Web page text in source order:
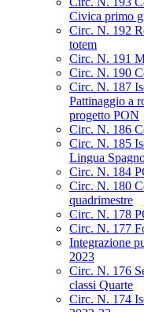
Civica primo
Circ. N. 192
totem
Circ. N. 191
Circ. N. 190
Circ. N. 187
Pattinaggio a
progetto PON
Circ. N. 186
Circ. N. 185
Lingua
Circ. N. 184
Circ. N. 180
quadrimestre
Circ. N. 178
Circ. N. 177
Integrazione
2023
Circ. N. 176
classi Quarte
Circ. N. 174